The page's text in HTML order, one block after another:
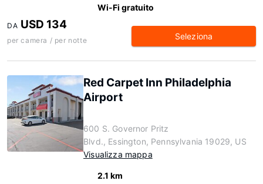
Wi-Fi gratuito
DA USD 134
per camera / per notte Seleziona
Red Carpet Inn Philadelphia
Airport
600 S. Governor Pritz
Blvd., Essington, Pennsylvania 19029, US
Visualizza mappa
2.1 km